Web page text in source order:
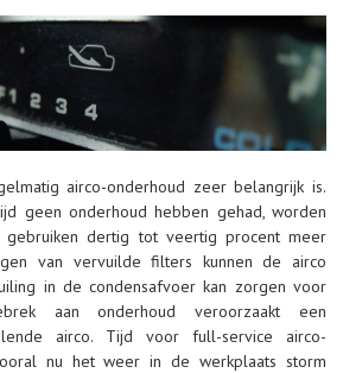
airco-onderhoud zeer belangrijk is.
geen onderhoud hebben gehad, worden
gebruiken dertig tot veertig procent meer
van vervuilde filters kunnen de airco
in de condensafvoer kan zorgen voor
aan onderhoud veroorzaakt een
airco. Tijd voor full-service airco-
nu het weer in de werkplaats storm